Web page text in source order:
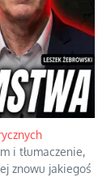
i tłumaczenie,
znowu jakiegoś